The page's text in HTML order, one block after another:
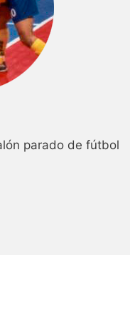
parado de fútbol